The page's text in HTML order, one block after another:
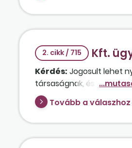
2. cikk / 715 Kft.
Kérdés: Jogosult lehet
társaságnak, és a
Tovább a válaszhoz